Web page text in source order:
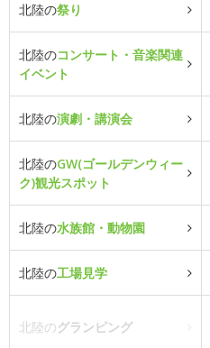
北陸の祭り
北陸のコンサート・音楽関連
イベント
北陸の演劇・講演会
北陸のGW(ゴールデンウィー
ク)観光スポット
北陸の水族館・動物園
北陸の工場見学
北陸のグランピング